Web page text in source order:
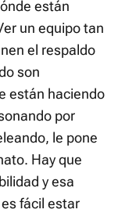
están
un equipo tan
el respaldo
son
están haciendo
por
le pone
Hay que
y esa
fácil estar